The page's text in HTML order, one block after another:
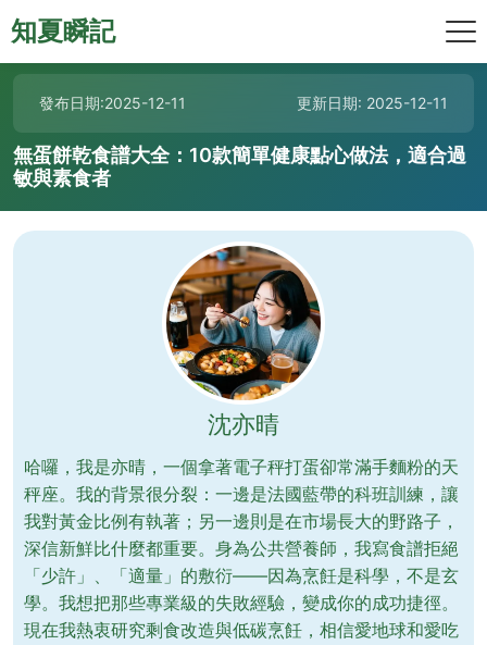
知夏瞬記
發布日期:2025-12-11 更新日期: 2025-12-11
無蛋餅乾食譜大全：10款簡單健康點心做法，適合過
敏與素食者
沈亦晴
哈囉，我是亦晴，一個拿著電子秤打蛋卻常滿手麵粉的天
秤座。我的背景很分裂：一邊是法國藍帶的科班訓練，讓
我對黃金比例有執著；另一邊則是在市場長大的野路子，
深信新鮮比什麼都重要。身為公共營養師，我寫食譜拒絕
「少許」、「適量」的敷衍——因為烹飪是科學，不是玄
學。我想把那些專業級的失敗經驗，變成你的成功捷徑。
現在我熱衷研究剩食改造與低碳烹飪，相信愛地球和愛吃